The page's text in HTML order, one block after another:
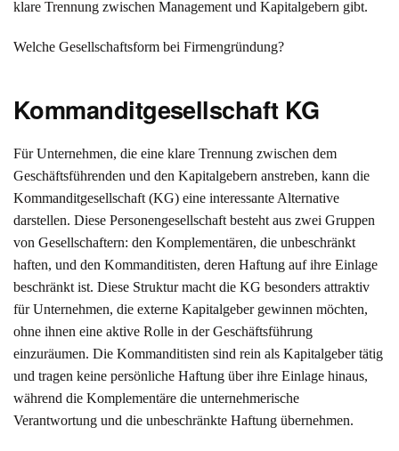
klare Trennung zwischen Management und Kapitalgebern gibt.
Welche Gesellschaftsform bei Firmengründung?
Kommanditgesellschaft KG
Für Unternehmen, die eine klare Trennung zwischen dem
Geschäftsführenden und den Kapitalgebern anstreben, kann die
Kommanditgesellschaft (KG) eine interessante Alternative
darstellen. Diese Personengesellschaft besteht aus zwei Gruppen
von Gesellschaftern: den Komplementären, die unbeschränkt
haften, und den Kommanditisten, deren Haftung auf ihre Einlage
beschränkt ist. Diese Struktur macht die KG besonders attraktiv
für Unternehmen, die externe Kapitalgeber gewinnen möchten,
ohne ihnen eine aktive Rolle in der Geschäftsführung
einzuräumen. Die Kommanditisten sind rein als Kapitalgeber tätig
und tragen keine persönliche Haftung über ihre Einlage hinaus,
während die Komplementäre die unternehmerische
Verantwortung und die unbeschränkte Haftung übernehmen.